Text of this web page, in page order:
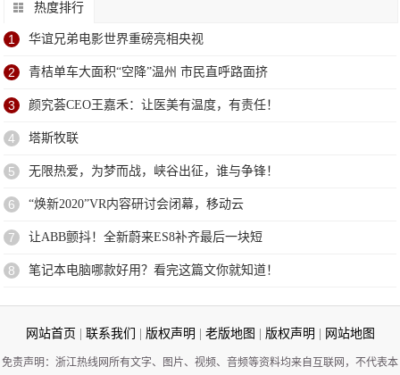
热度排行
1 华谊兄弟电影世界重磅亮相央视
2 青桔单车大面积“空降”温州 市民直呼路面挤
3 颜究荟CEO王嘉禾：让医美有温度，有责任！
4 塔斯牧联
5 无限热爱，为梦而战，峡谷出征，谁与争锋！
6 “焕新2020”VR内容研讨会闭幕，移动云
7 让ABB颤抖！全新蔚来ES8补齐最后一块短
8 笔记本电脑哪款好用？看完这篇文你就知道！
网站首页 联系我们 版权声明 老版地图 版权声明 网站地图
免责声明：浙江热线网所有文字、图片、视频、音频等资料均来自互联网，不代表本